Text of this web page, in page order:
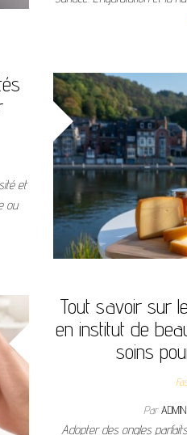
et
ou
Tout savoir sur
en institut de
soins
ParADMIN
Adopter des ongles